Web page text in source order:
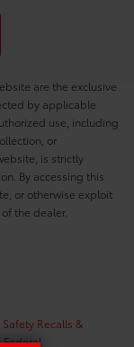
are the exclusive
by applicable
use, including
or
is strictly
By accessing this
or otherwise exploit
the dealer.
Safety Recalls &